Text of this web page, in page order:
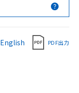
English PDF出力